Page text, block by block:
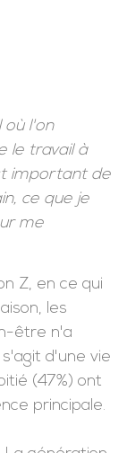
où l'on
travail à
important de
ce que je
me